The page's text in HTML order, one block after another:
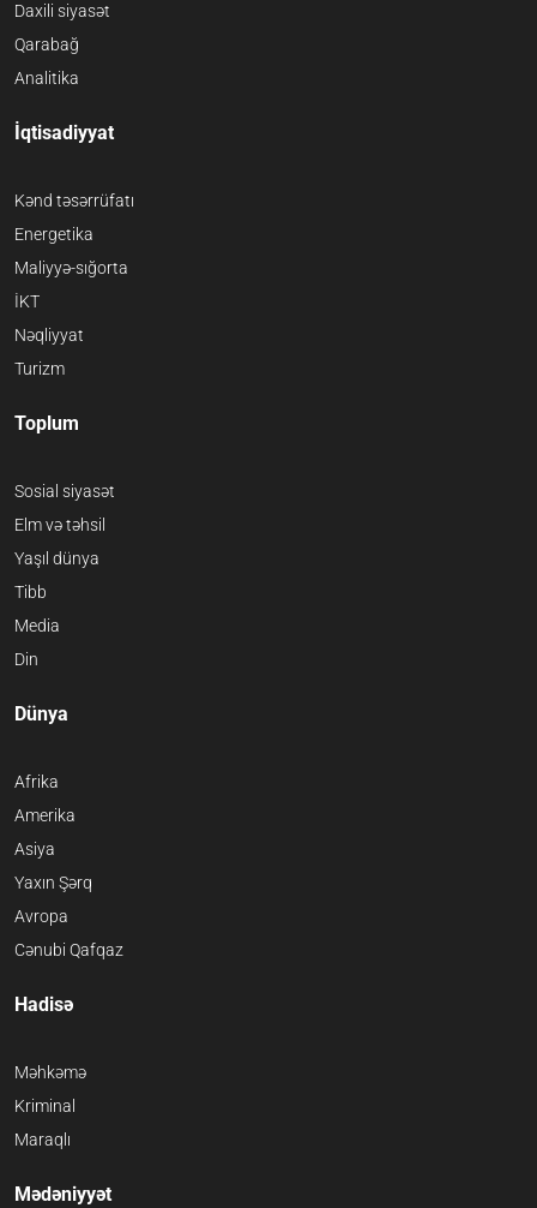
Daxili siyasət
Qarabağ
Analitika
İqtisadiyyat
Kənd təsərrüfatı
Energetika
Maliyyə-sığorta
İKT
Nəqliyyat
Turizm
Toplum
Sosial siyasət
Elm və təhsil
Yaşıl dünya
Tibb
Media
Din
Dünya
Afrika
Amerika
Asiya
Yaxın Şərq
Avropa
Cənubi Qafqaz
Hadisə
Məhkəmə
Kriminal
Maraqlı
Mədəniyyət